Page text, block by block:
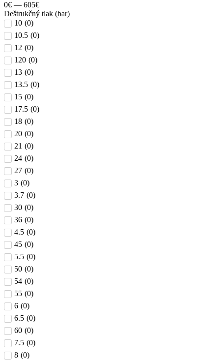
0€ — 605€
Deštrukčný tlak (bar)
10 (0)
10.5 (0)
12 (0)
120 (0)
13 (0)
13.5 (0)
15 (0)
17.5 (0)
18 (0)
20 (0)
21 (0)
24 (0)
27 (0)
3 (0)
3.7 (0)
30 (0)
36 (0)
4.5 (0)
45 (0)
5.5 (0)
50 (0)
54 (0)
55 (0)
6 (0)
6.5 (0)
60 (0)
7.5 (0)
8 (0)